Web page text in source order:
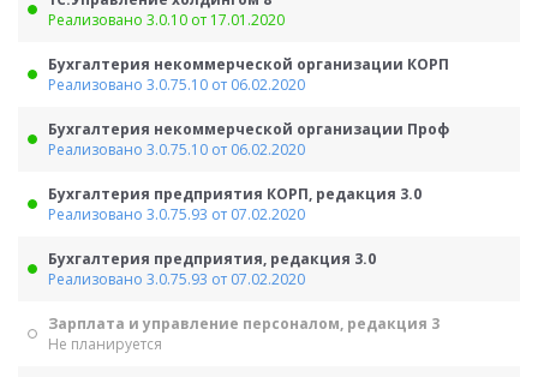
Реализовано 3.0.10 от 17.01.2020
Бухгалтерия некоммерческой организации КОРП
Реализовано 3.0.75.10 от 06.02.2020
Бухгалтерия некоммерческой организации Проф
Реализовано 3.0.75.10 от 06.02.2020
Бухгалтерия предприятия КОРП, редакция 3.0
Реализовано 3.0.75.93 от 07.02.2020
Бухгалтерия предприятия, редакция 3.0
Реализовано 3.0.75.93 от 07.02.2020
Зарплата и управление персоналом, редакция 3
Не планируется